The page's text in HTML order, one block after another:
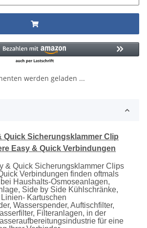
werden geladen ...
Quick Sicherungsklammer Clip
Easy & Quick Verbindungen
& Quick Sicherungsklammer Clips
Verbindungen finden oftmals
bei Haushalts-Osmoseanlagen,
Side by Side Kühlschränke,
Kartuschen
Wasserspender, Auftischfilter,
Filteranlagen, in der
für eine